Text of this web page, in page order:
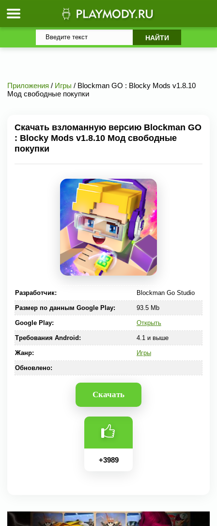
Приложения / Игры / Blockman GO : Blocky Mods v1.8.10
Мод свободные покупки
Скачать взломанную версию Blockman GO
: Blocky Mods v1.8.10 Мод свободные
покупки
Разработчик: Blockman Go Studio
Размер по данным Google Play: 93.5 Mb
Google Play: Открыть
Требования Android: 4.1 и выше
Жанр: Игры
Обновлено:
Скачать
+3989